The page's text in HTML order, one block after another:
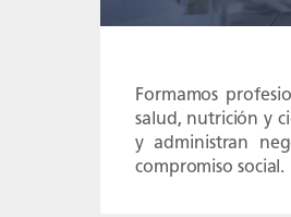
Formamos
salud, nutrición y
y administran
compromiso social.